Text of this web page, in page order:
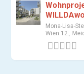
Mona-Lisa-
Wien 12.,